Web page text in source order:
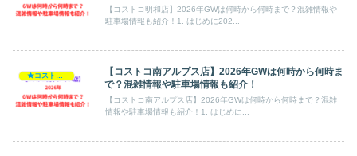
【コストコ明和店】2026年GWは何時から何時まで？混雑情報や
駐車場情報も紹介！1. はじめに202...
★コストコ・2026GW
【コストコ南アルプス店】2026年GWは何時から何時ま
で？混雑情報や駐車場情報も紹介！
【コストコ南アルプス店】2026年GWは何時から何時まで？混雑
情報や駐車場情報も紹介！1. はじめに...